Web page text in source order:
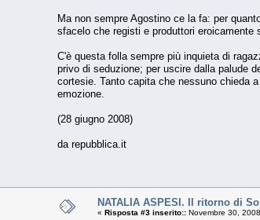
Ma non sempre Agostino ce la fa: per
sfacelo che registi e produttori
C'è questa folla sempre più inquieta di
privo di seduzione; per uscire dalla palude
cortesie. Tanto capita che nessuno chieda
emozione.
(28 giugno 2008)
da repubblica.it
NATALIA ASPESI. Il ritorno di
« Risposta #3 inserito:: Novembre 30,